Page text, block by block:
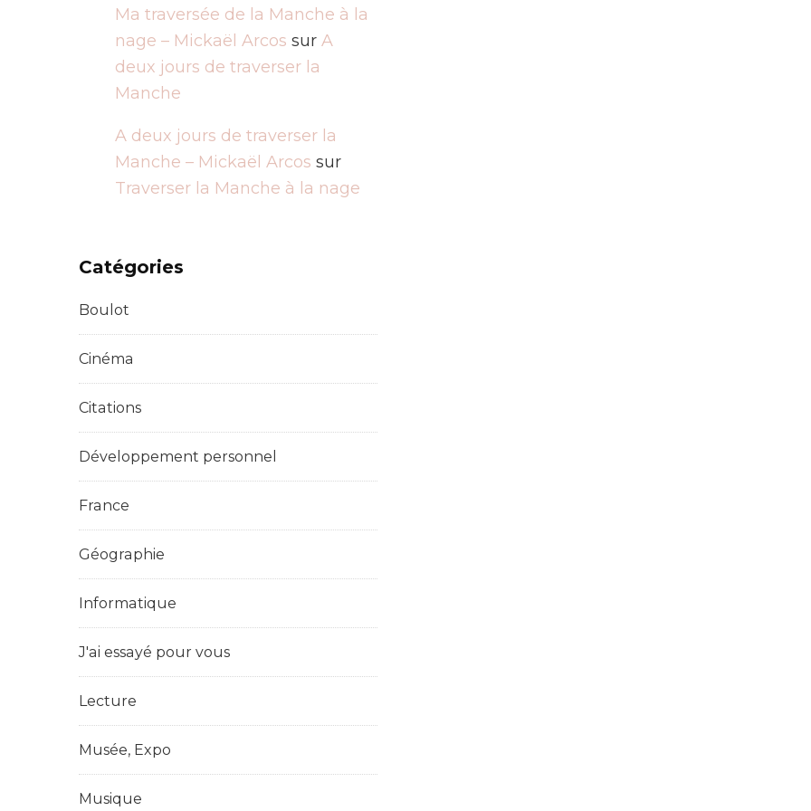
Ma traversée de la Manche à la
nage – Mickaël Arcos sur A
deux jours de traverser la
Manche
A deux jours de traverser la
Manche – Mickaël Arcos sur
Traverser la Manche à la nage
Catégories
Boulot
Cinéma
Citations
Développement personnel
France
Géographie
Informatique
J'ai essayé pour vous
Lecture
Musée, Expo
Musique